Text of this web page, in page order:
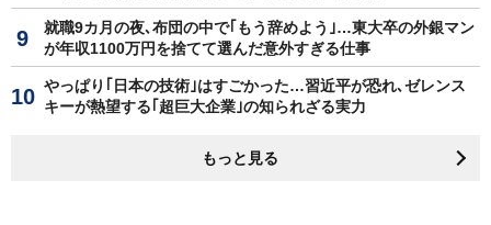
就職9カ月の夜､布団の中で｢もう辞めよう｣…東大卒の外銀マン
が年収1100万円を捨てて選んだ意外すぎる仕事
やっぱり｢日本の技術｣はすごかった…習近平が恐れ､ゼレンス
キーが熱望する｢超巨大企業｣の知られざる実力
もっと見る